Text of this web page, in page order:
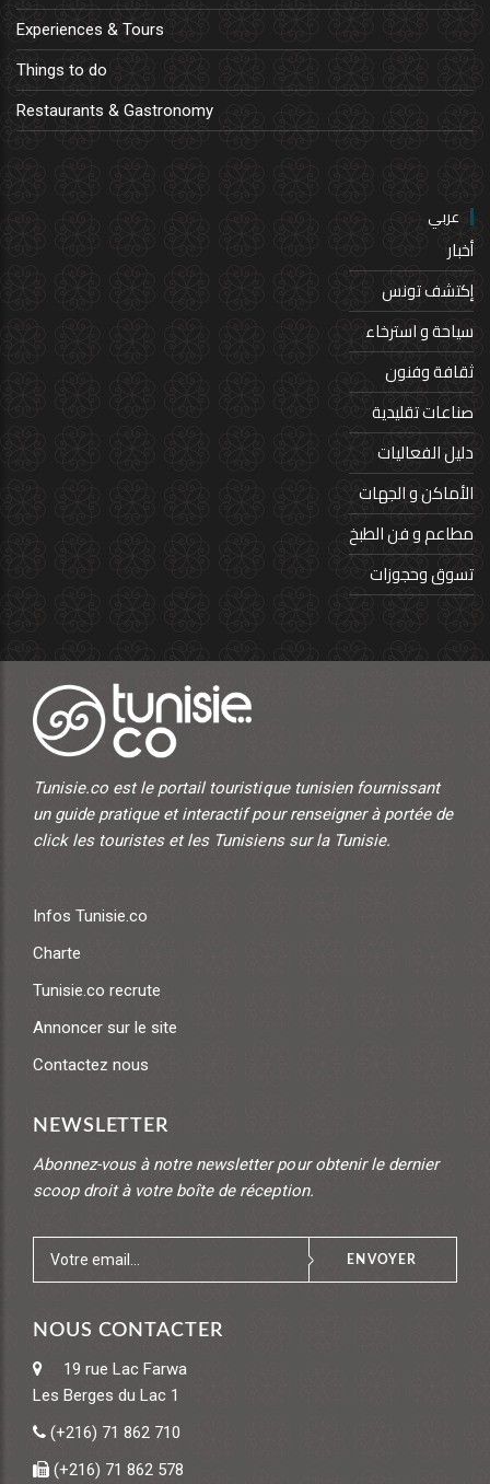
Experiences & Tours
Things to do
Restaurants & Gastronomy
عربي
أخبار
إكتشف تونس
سياحة و استرخاء
ثقافة وفنون
صناعات تقليدية
دليل الفعاليات
الأماكن و الجهات
مطاعم و فن الطبخ
تسوق وحجوزات
Tunisie.co est le portail touristique tunisien fournissant
un guide pratique et interactif pour renseigner à portée de
click les touristes et les Tunisiens sur la Tunisie.
Infos Tunisie.co
Charte
Tunisie.co recrute
Annoncer sur le site
Contactez nous
NEWSLETTER
Abonnez-vous à notre newsletter pour obtenir le dernier
scoop droit à votre boîte de réception.
ENVOYER
NOUS CONTACTER
19 rue Lac Farwa
Les Berges du Lac 1
(+216) 71 862 710
(+216) 71 862 578